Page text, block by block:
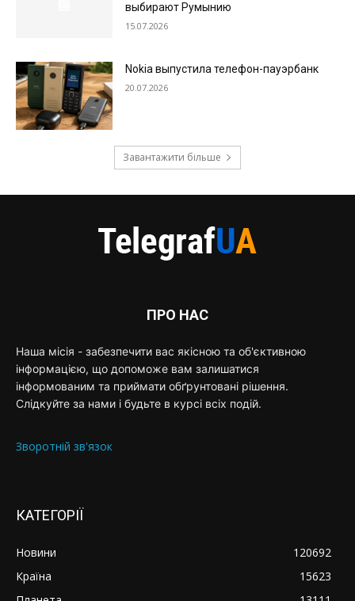
выбирают Румынию
15.07.2026
Nokia выпустила телефон-пауэрбанк
20.07.2026
Завантажити більше
ПРО НАС
Наша місія - забезпечити вас якісною та об'єктивною
інформацією, що допоможе вам залишатися
інформованим та приймати обґрунтовані рішення.
Слідкуйте за нами і будьте в курсі всіх подій.
Зворотній зв'язок
КАТЕГОРІЇ
Новини
120692
Країна
15623